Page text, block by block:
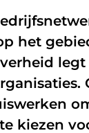
&
het
kiezen